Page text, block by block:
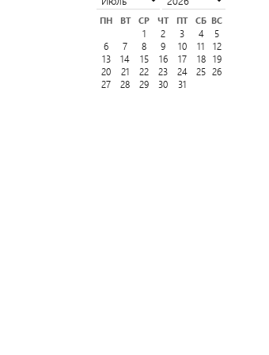
ПН ВТ СР ЧТ ПТ СБ ВС
1
2 3 4
5
6
7 8 9 10 11
12
13
14 15 16 17 18
19
20
21 22 23 24 25 26
27
28 29 30 31